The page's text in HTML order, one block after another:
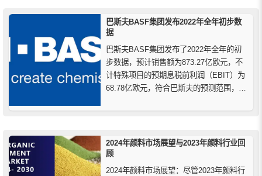
新，以满足不断增长的市场需求。
巴斯夫BASF集团发布2022年全年初步数
据
巴斯夫BASF集团发布了2022年全年的初
步数据，预计销售额为873.27亿欧元，不
计特殊项目的预期息税前利润（EBIT）为
68.78亿欧元，符合巴斯夫的预测范围，也
也低于分析师对2022...
2024年颜料市场展望与2023年颜料行业回
顾
2024年颜料市场展望：尽管2023年颜料行